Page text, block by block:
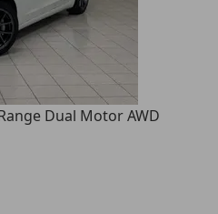
Dual Motor AWD